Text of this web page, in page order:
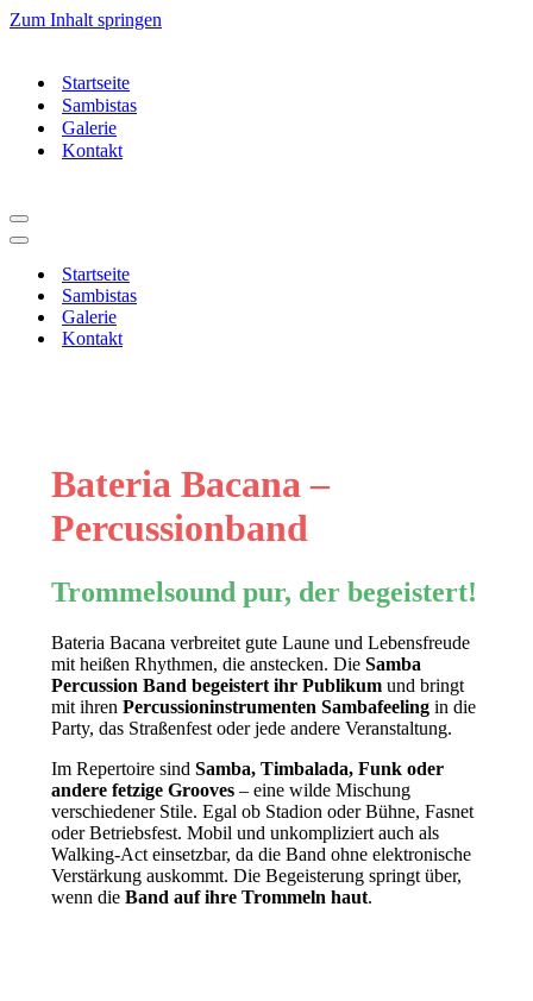
Zum Inhalt springen
Startseite
Sambistas
Galerie
Kontakt
Navigationsmenü
Navigationsmenü
Startseite
Sambistas
Galerie
Kontakt
Bateria Bacana –
Percussionband
Trommelsound pur, der begeistert!
Bateria Bacana verbreitet gute Laune und Lebensfreude
mit heißen Rhythmen, die anstecken. Die Samba
Percussion Band begeistert ihr Publikumund bringt
mit ihren Percussioninstrumenten Sambafeelingin die
Party, das Straßenfest oder jede andere Veranstaltung.
Im Repertoire sind Samba, Timbalada, Funk oder
andere fetzige Grooves– eine wilde Mischung
verschiedener Stile. Egal ob Stadion oder Bühne, Fasnet
oder Betriebsfest. Mobil und unkompliziert auch als
Walking-Act einsetzbar, da die Band ohne elektronische
Verstärkung auskommt. Die Begeisterung springt über,
wenn die Band auf ihre Trommeln haut.